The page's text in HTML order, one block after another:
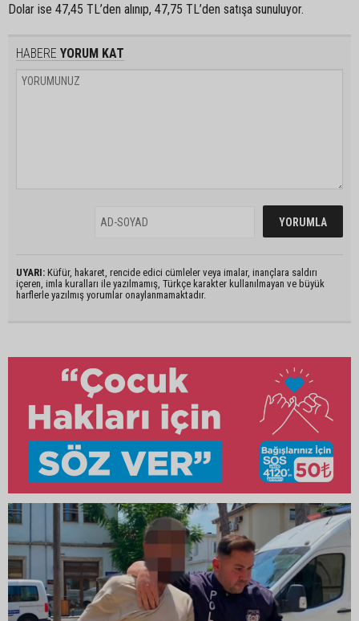
Dolar ise 47,45 TL’den alınıp, 47,75 TL’den satışa sunuluyor.
HABERE YORUM KAT
UYARI: Küfür, hakaret, rencide edici cümleler veya imalar, inançlara saldırı
içeren, imla kuralları ile yazılmamış, Türkçe karakter kullanılmayan ve büyük
harflerle yazılmış yorumlar onaylanmamaktadır.